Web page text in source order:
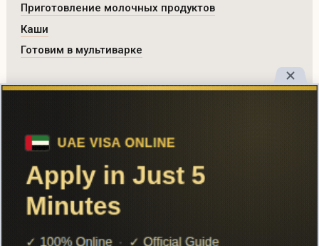
Приготовление молочных продуктов
Каши
Готовим в мультиварке
РАЗДЕЛЫ САЙТА
Поиск
Авторы
Реклама
Вход
Добавить рецепт